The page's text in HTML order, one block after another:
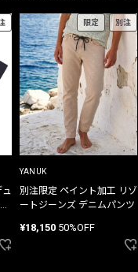
限定 別注
YANUK
別注限定 ペイント加工 リゾ
ートジーンズ デニムパンツ
¥18,150 50%OFF